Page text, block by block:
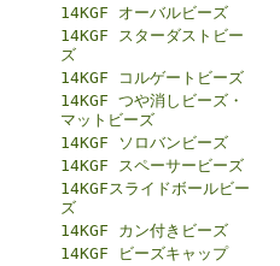
14KGF オーバルビーズ
14KGF スターダストビー
ズ
14KGF コルゲートビーズ
14KGF つや消しビーズ・
マットビーズ
14KGF ソロバンビーズ
14KGF スペーサービーズ
14KGFスライドボールビー
ズ
14KGF カン付きビーズ
14KGF ビーズキャップ